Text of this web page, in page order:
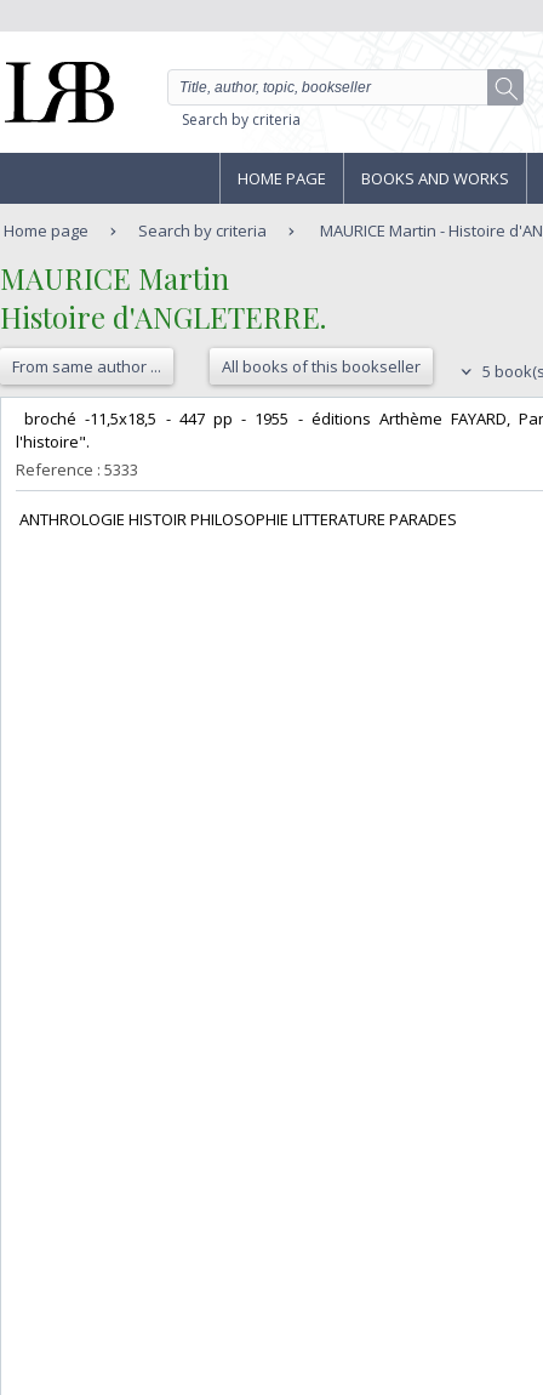
Search by criteria
HOME PAGE BOOKS AND WORKS
Home page Search by criteria MAURICE Martin - Histoire
‎MAURICE Martin‎
‎Histoire d'ANGLETERRE.‎
From same author ... All books of this bookseller 5
broché -11,5x18,5 - 447 pp - 1955 - éditions Arthème FAYARD,
l'histoire".‎
Reference : 5333
‎ ANTHROLOGIE HISTOIR PHILOSOPHIE LITTERATURE PARADES‎